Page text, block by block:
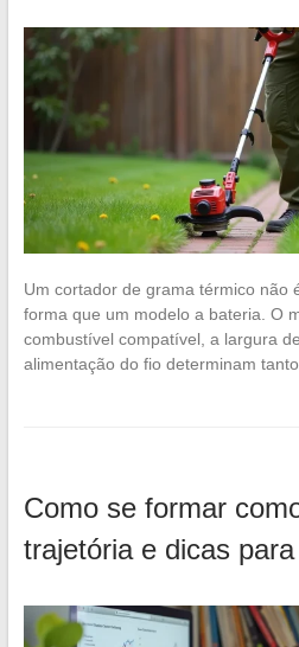
Um cortador de grama térmico não
forma que um modelo a bateria. O
combustível compatível, a largura
alimentação do fio determinam
Como se formar
trajetória e dicas